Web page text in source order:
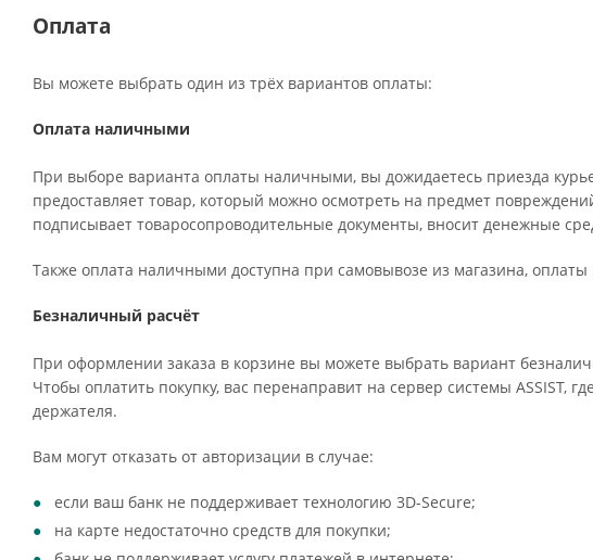
Оплата
Вы можете выбрать один из трёх вариантов оплаты:
Оплата наличными
При выборе варианта оплаты наличными, вы дожидаетесь приезда
предоставляет товар, который можно осмотреть на предмет
подписывает товаросопроводительные документы, вносит денежные
Также оплата наличными доступна при самовывозе из магазина,
Безналичный расчёт
При оформлении заказа в корзине вы можете выбрать вариант
Чтобы оплатить покупку, вас перенаправит на сервер системы ASSIST,
держателя.
Вам могут отказать от авторизации в случае:
если ваш банк не поддерживает технологию 3D-Secure;
на карте недостаточно средств для покупки;